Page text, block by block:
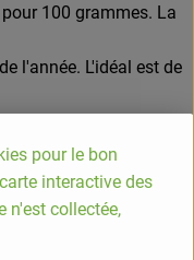
100 grammes. La
l'année. L'idéal est de
! Il suffit de les
un papier absorbant.
comptez environ 10
pour le bon
interactive des
n'est collectée,